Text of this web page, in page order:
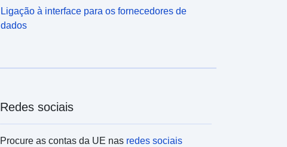
Ligação à interface para os fornecedores de
dados
Redes sociais
Procure as contas da UE nas redes sociais